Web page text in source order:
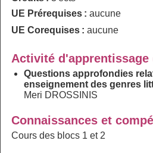
UE Prérequises : aucune
UE Corequises : aucune
Activité d'apprentissage
Questions approfondies
enseignement des genres
Meri DROSSINIS
Connaissances et
Cours des blocs 1 et 2